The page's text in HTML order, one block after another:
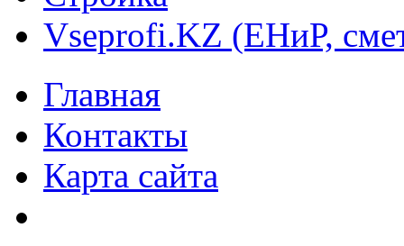
Vseprofi.KZ (ЕНиР,
Главная
Контакты
Карта сайта